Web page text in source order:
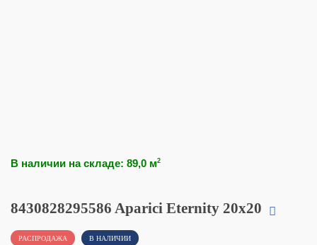
В наличии на складе: 89,0 м2
8430828295586 Aparici Eternity 20x20
РАСПРОДАЖА В НАЛИЧИИ